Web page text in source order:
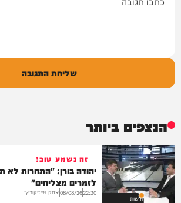
שליחת התגובה
הנצפים ביותר
חדשות
זה נשמע טוב!
יהודה בורן: "התחרות לא
לזמרים מצליחים"
22:30
08/08/26יצחק אייזיקוביץ'